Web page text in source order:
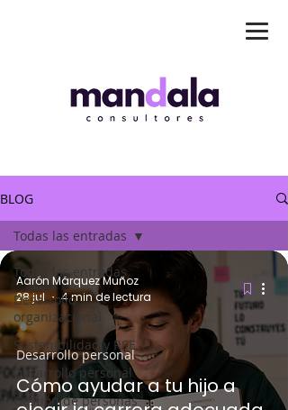
BLOG
Todas las entradas
Desarrollo
organizacional
Sostenibilidad y RSE
Desarrollo personal
Gestión de personas
Todas las entradas
Cómo ayudar a tu hijo a
Desarrollo personal
Aarón Márquez Muñoz
28 jul
4 min de lectura